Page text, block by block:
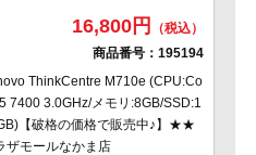
16,800円
商品番号： 195194
ThinkCentre M710e (CPU:Co
7400 3.0GHz/メモリ:8GB/SSD:1
【破格の価格で販売中♪】★★
ザモールなかま店